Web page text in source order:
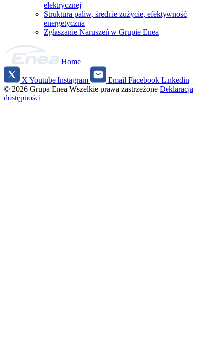
elektrycznej
Struktura paliw, średnie zużycie, efektywność
energetyczna
Zgłaszanie Naruszeń w Grupie Enea
Home
Social
media
X Youtube Instagram Email Facebook Linkedin
© 2026 Grupa Enea Wszelkie prawa zastrzeżone Deklaracja
dostępności